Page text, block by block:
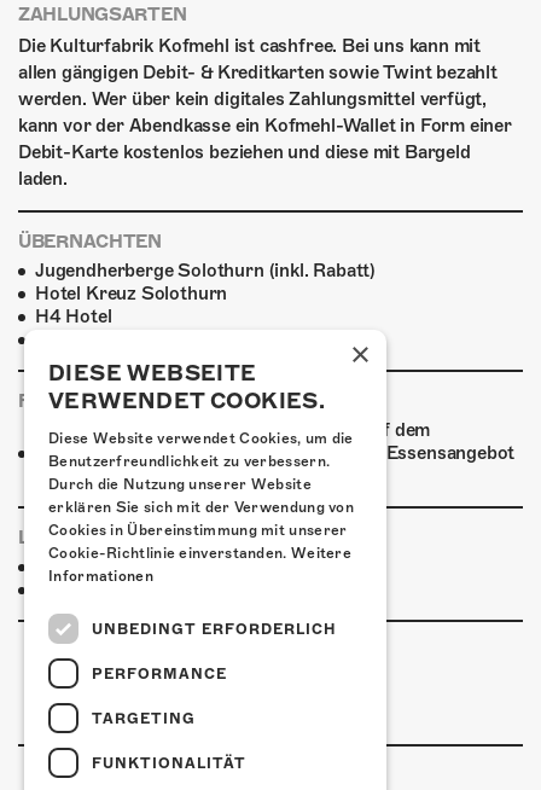
ZAHLUNGSARTEN
Die Kulturfabrik Kofmehl ist cashfree. Bei uns kann mit
allen gängigen Debit- & Kreditkarten sowie Twint bezahlt
werden. Wer über kein digitales Zahlungsmittel verfügt,
kann vor der Abendkasse ein Kofmehl-Wallet in Form einer
Debit-Karte kostenlos beziehen und diese mit Bargeld
laden.
ÜBERNACHTEN
Jugendherberge Solothurn (inkl. Rabatt)
Hotel Kreuz Solothurn
H4 Hotel
FOODTRUCK
Ab 20:00 Uhr verwöhnt ein Foodtruck auf dem
Kofmehlareal die Gäste mit einem breiten Essensangebot
zu fairen Preisen.
LINKS & PARTNER
Facebook-Event
×
DIESE WEBSEITE
VERWENDET COOKIES.
Diese Website verwendet Cookies, um die
Benutzerfreundlichkeit zu verbessern.
Durch die Nutzung unserer Website
erklären Sie sich mit der Verwendung von
Cookies in Übereinstimmung mit unserer
Cookie-Richtlinie einverstanden. Weitere
Informationen
UNBEDINGT ERFORDERLICH
PERFORMANCE
TARGETING
FUNKTIONALITÄT